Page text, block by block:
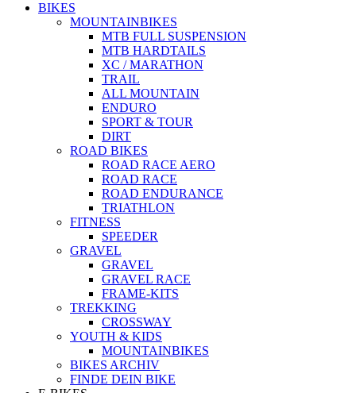
BIKES
MOUNTAINBIKES
MTB FULL SUSPENSION
MTB HARDTAILS
XC / MARATHON
TRAIL
ALL MOUNTAIN
ENDURO
SPORT & TOUR
DIRT
ROAD BIKES
ROAD RACE AERO
ROAD RACE
ROAD ENDURANCE
TRIATHLON
FITNESS
SPEEDER
GRAVEL
GRAVEL
GRAVEL RACE
FRAME-KITS
TREKKING
CROSSWAY
YOUTH & KIDS
MOUNTAINBIKES
BIKES ARCHIV
FINDE DEIN BIKE